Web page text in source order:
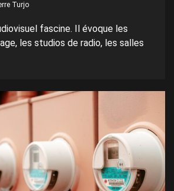
Turjo
fascine. Il évoque les
les studios de radio, les salles